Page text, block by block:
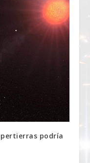
podría